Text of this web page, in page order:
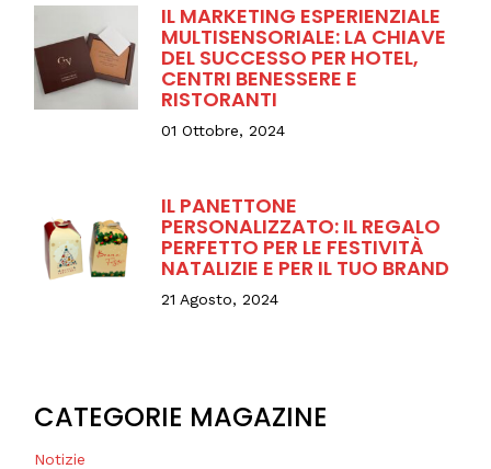
IL MARKETING ESPERIENZIALE
MULTISENSORIALE: LA CHIAVE
DEL SUCCESSO PER HOTEL,
CENTRI BENESSERE E
RISTORANTI
01 Ottobre, 2024
IL PANETTONE
PERSONALIZZATO: IL REGALO
PERFETTO PER LE FESTIVITÀ
NATALIZIE E PER IL TUO BRAND
21 Agosto, 2024
CATEGORIE MAGAZINE
Notizie